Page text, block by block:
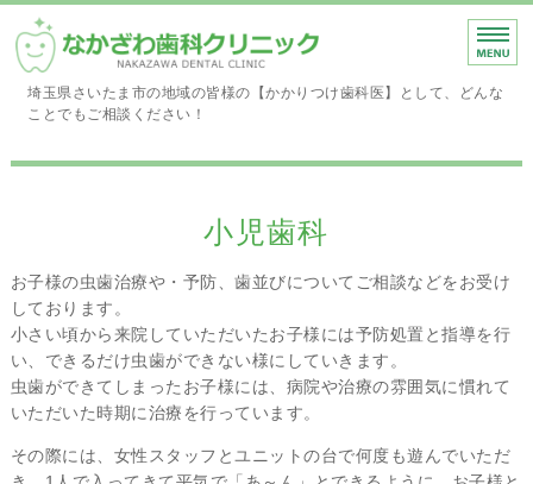
埼玉県さいたま市 な
埼玉県さいたま市の地域の皆様の【かかりつけ歯科医】として、どんな
ことでもご相談ください！
交通案内
診療案内
小児歯科
お子様の虫歯治療や・予防、歯並びについてご相談などをお受け
しております。
小さい頃から来院していただいたお子様には予防処置と指導を行
い、できるだけ虫歯ができない様にしていきます。
虫歯ができてしまったお子様には、病院や治療の雰囲気に慣れて
いただいた時期に治療を行っています。
その際には、女性スタッフとユニットの台で何度も遊んでいただ